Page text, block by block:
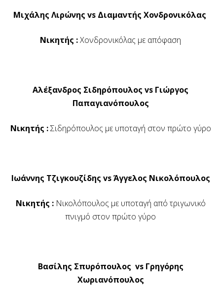
Μιχάλης Λιρώνης vs Διαμαντής Χονδρονικόλας
Νικητής :Χονδρονικόλας με απόφαση
Αλέξανδρος Σιδηρόπουλος vs Γιώργος
Παπαγιανόπουλος
Νικητής :Σιδηρόπουλος με υποταγή στον πρώτο γύρο
Ιωάννης Τζιγκουζίδης vs Άγγελος Νικολόπουλος
Νικητής :Νικολόπουλος με υποταγή από τριγωνικό
πνιγμό στον πρώτο γύρο
Βασίλης Σπυρόπουλος vs Γρηγόρης
Χωριανόπουλος